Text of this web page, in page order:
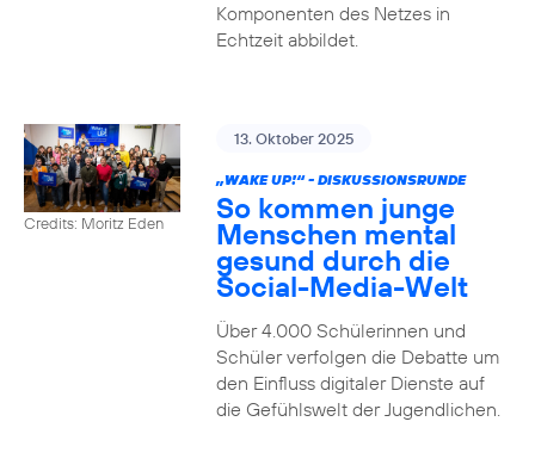
Komponenten des Netzes in
Echtzeit abbildet.
Credits: Moritz Eden
13. Oktober 2025
„WAKE UP!“ - DISKUSSIONSRUNDE
So kommen junge
Menschen mental
gesund durch die
Social-Media-Welt
Über 4.000 Schülerinnen und
Schüler verfolgen die Debatte um
den Einfluss digitaler Dienste auf
die Gefühlswelt der Jugendlichen.